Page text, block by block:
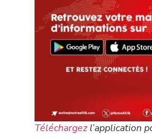
Téléchargezl’application